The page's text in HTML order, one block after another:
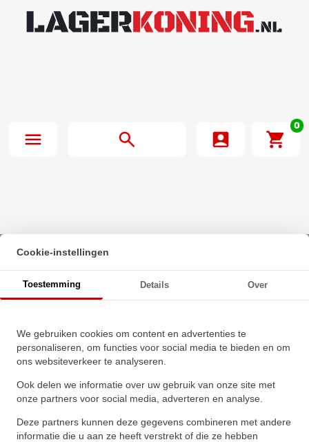
0
Beginpagina· O-Ring 32X5mm NBR 70
Cookie-instellingen
Toestemming Details Over
We gebruiken cookies om content en advertenties te
personaliseren, om functies voor social media te bieden en om
ons websiteverkeer te analyseren.
Ook delen we informatie over uw gebruik van onze site met
onze partners voor social media, adverteren en analyse.
Deze partners kunnen deze gegevens combineren met andere
informatie die u aan ze heeft verstrekt of die ze hebben
★★★★★
★★★★★
Schrijf een review!